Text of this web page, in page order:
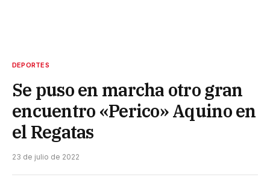
DEPORTES
Se puso en marcha otro gran
encuentro «Perico» Aquino en
el Regatas
23 de julio de 2022